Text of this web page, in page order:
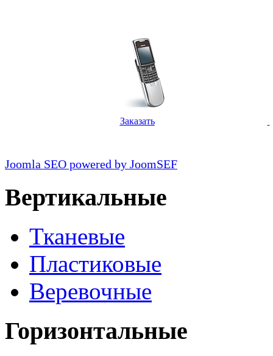
Заказать
Joomla SEO powered by JoomSEF
Вертикальные
Тканевые
Пластиковые
Веревочные
Горизонтальные